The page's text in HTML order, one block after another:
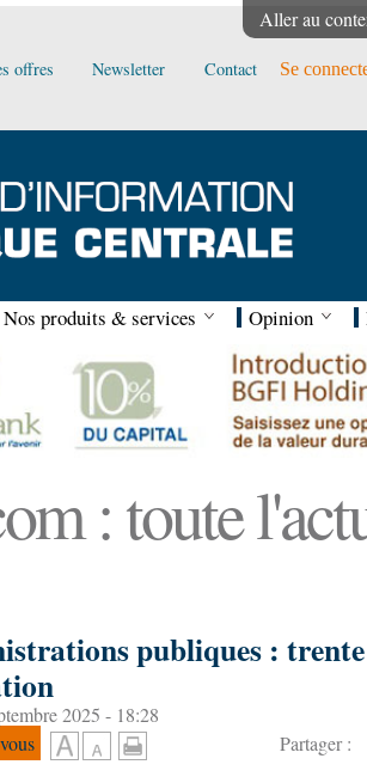
Aller au
offres Newsletter Contact Se
Nos produits & services Opinion
: toute
publiques :
2025 - 18:28
Partager :